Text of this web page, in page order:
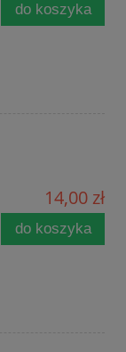
do koszyka
14,00 zł
do koszyka